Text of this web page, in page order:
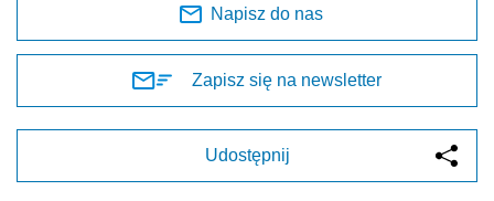
Napisz do nas
Zapisz się na newsletter
Udostępnij